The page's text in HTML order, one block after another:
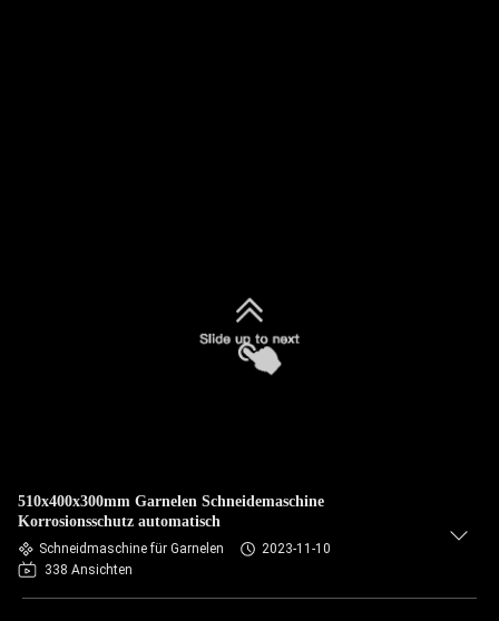
510x400x300mm Garnelen Schneidemaschine
Korrosionsschutz automatisch
Schneidmaschine für Garnelen
2023-11-10
338 Ansichten